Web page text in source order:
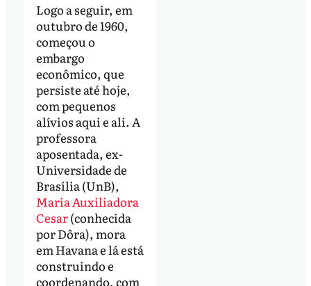
Logo a seguir, em
outubro de 1960,
começou o
embargo
econômico, que
persiste até hoje,
com pequenos
alívios aqui e ali. A
professora
aposentada, ex-
Universidade de
Brasília (UnB),
Maria Auxiliadora
Cesar(conhecida
por Dôra), mora
em Havana e lá está
construindo e
coordenando, com